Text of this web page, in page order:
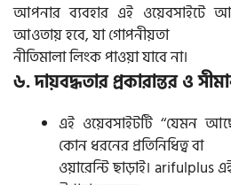
আপনার ব্যবহার এই ওয়েবসাইটে
আওতায় হবে, যা গোপনীয়তা
নীতিমালা লিংক পাওয়া যাবে না।
৬. দায়বদ্ধতার প্রকারান্তর ও
এই ওয়েবসাইটটি ‘‘যেমন
কোন ধরনের প্রতিনিধিত্ব বা
ওয়ারেন্টি ছাড়াই। arifulplus